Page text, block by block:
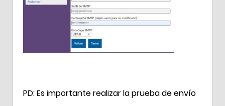
PD: Es importante realizar la prueba de envío